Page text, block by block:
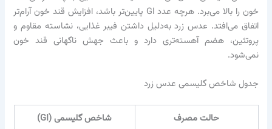
خون را بالا می‌برد. هرچه عدد GI پایین‌تر باشد، افزایش قند خون آرام‌تر
اتفاق می‌افتد. عدس زرد به‌دلیل داشتن فیبر غذایی، نشاسته مقاوم و
پروتئین، هضم آهسته‌تری دارد و باعث جهش ناگهانی قند خون
نمی‌شود.
جدول شاخص گلیسمی عدس زرد
حالت مصرف
شاخص گلیسمی (GI)